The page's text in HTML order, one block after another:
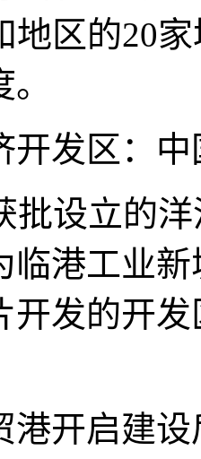
地区的20
发区：中
设立的洋
临港工业
开发的开
启建设